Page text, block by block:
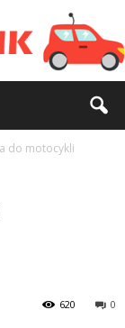
do motocykli
0
620